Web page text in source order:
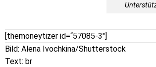
[themoneytizer id=“57085-3″]
Bild: Alena Ivochkina/Shutterstock
Text: br